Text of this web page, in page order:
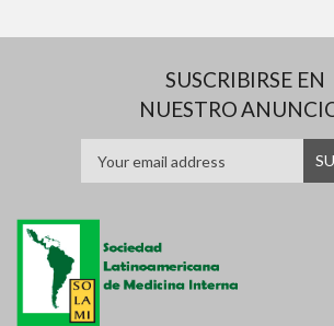
SUSCRIBIRSE EN
NUESTRO